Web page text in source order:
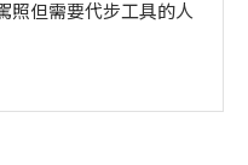
照但需要代步工具的人